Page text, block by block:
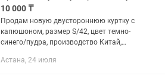
10 000 ₸
Продам новую двустороннюю куртку с
капюшоном, размер S/42, цвет темно-
синего/пудра, производство Китай,
Астана, 24 июля